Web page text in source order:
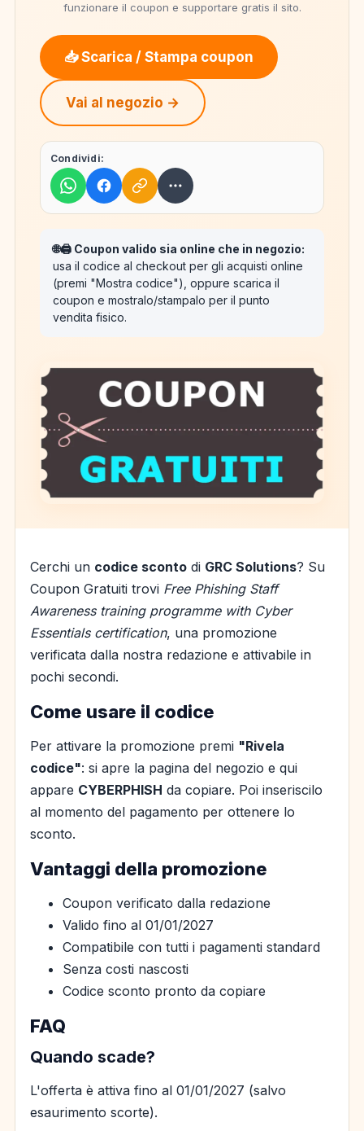
funzionare il coupon e supportare gratis il sito.
📥 Scarica / Stampa coupon
Vai al negozio →
Condividi:
🌐🖨️ Coupon valido sia online che in negozio:
usa il codice al checkout per gli acquisti online
(premi "Mostra codice"), oppure scarica il
coupon e mostralo/stampalo per il punto
vendita fisico.
Cerchi un codice sconto di GRC Solutions? Su
Coupon Gratuiti trovi Free Phishing Staff
Awareness training programme with Cyber
Essentials certification, una promozione
verificata dalla nostra redazione e attivabile in
pochi secondi.
Come usare il codice
Per attivare la promozione premi "Rivela
codice": si apre la pagina del negozio e qui
appare CYBERPHISH da copiare. Poi inseriscilo
al momento del pagamento per ottenere lo
sconto.
Vantaggi della promozione
Coupon verificato dalla redazione
Valido fino al 01/01/2027
Compatibile con tutti i pagamenti standard
Senza costi nascosti
Codice sconto pronto da copiare
FAQ
Quando scade?
L'offerta è attiva fino al 01/01/2027 (salvo
esaurimento scorte).